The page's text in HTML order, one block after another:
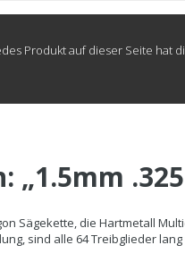
Produkt auf dieser Seite hat
„1.5mm
Sägekette, die Hartmetall
sind alle 64 Treibglieder